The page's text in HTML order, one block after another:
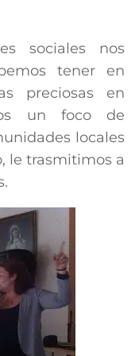
sociales nos
tener en
preciosas en
un foco de
locales
le trasmitimos a